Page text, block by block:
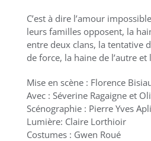
C’est à dire l’amour
leurs familles opposent, la
entre deux clans, la tentative
de force, la haine de l’autre
Mise en scène : Florence
Avec : Séverine Ragaigne et
Scénographie : Pierre Yves
Lumière: Claire Lorthioir
Costumes : Gwen Roué